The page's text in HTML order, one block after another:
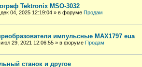
Tektronix MSO-3032
04, 2025 12:19:04 » в форуме Продам
импульсные MAX1797 eua
29, 2021 12:06:55 » в форуме Продам
станок и другое